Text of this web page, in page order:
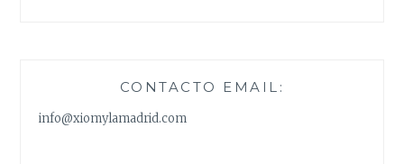
CONTACTO EMAIL:
info@xiomylamadrid.com